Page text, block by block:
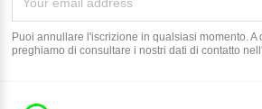
Puoi annullare l'iscrizione in qualsiasi momento. A
preghiamo di consultare i nostri dati di contatto